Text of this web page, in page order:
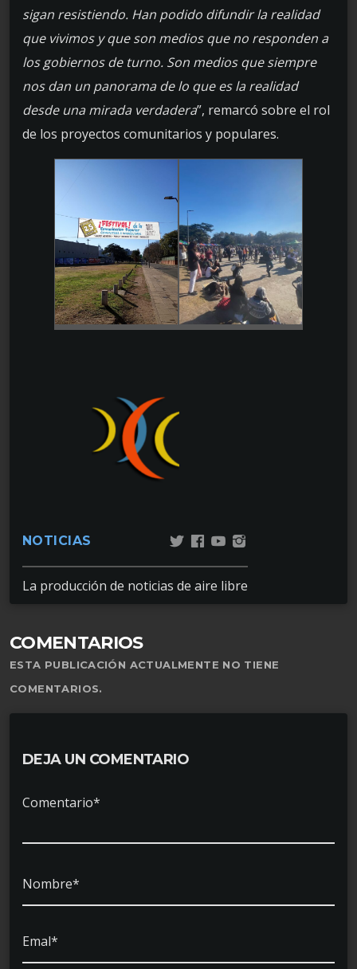
sigan resistiendo. Han podido difundir la realidad
que vivimos y que son medios que no responden a
los gobiernos de turno. Son medios que siempre
nos dan un panorama de lo que es la realidad
desde una mirada verdadera”, remarcó sobre el rol
de los proyectos comunitarios y populares.
NOTICIAS
La producción de noticias de aire libre
COMENTARIOS
ESTA PUBLICACIÓN ACTUALMENTE NO TIENE
COMENTARIOS.
DEJA UN COMENTARIO
Comentario*
Nombre*
Emal*